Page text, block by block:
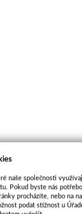
naše společnosti
Pokud byste nás
procházíte, nebo na
podat stížnost u